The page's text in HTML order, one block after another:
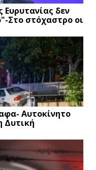
Ευρυτανίας δεν
Στο στόχαστρο οι
Αυτοκίνητο
Δυτική